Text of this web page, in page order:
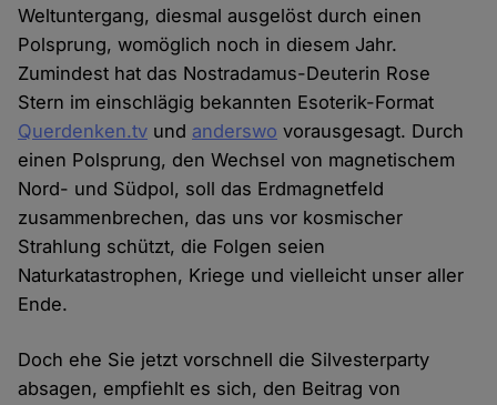
Weltuntergang, diesmal ausgelöst durch einen
Polsprung, womöglich noch in diesem Jahr.
Zumindest hat das Nostradamus-Deuterin Rose
Stern im einschlägig bekannten Esoterik-Format
Querdenken.tv und anderswo vorausgesagt. Durch
einen Polsprung, den Wechsel von magnetischem
Nord- und Südpol, soll das Erdmagnetfeld
zusammenbrechen, das uns vor kosmischer
Strahlung schützt, die Folgen seien
Naturkatastrophen, Kriege und vielleicht unser aller
Ende.
Doch ehe Sie jetzt vorschnell die Silvesterparty
absagen, empfiehlt es sich, den Beitrag von